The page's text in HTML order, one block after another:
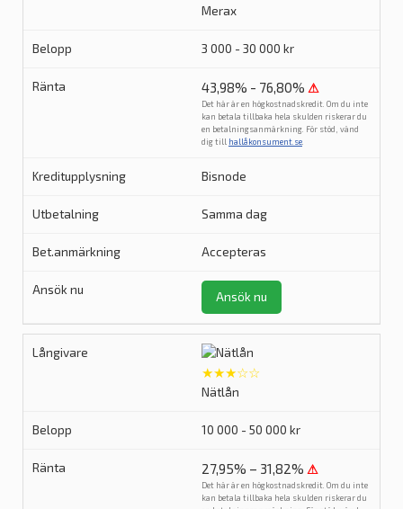
Merax
3 000 - 30 000 kr
43,98% - 76,80% ⚠
Det här är en högkostnadskredit. Om du inte
kan betala tillbaka hela skulden riskerar du
en betalningsanmärkning. För stöd, vänd
dig till hallåkonsument.se
Bisnode
Samma dag
Accepteras
Ansök nu
★★★☆☆
Nätlån
10 000 - 50 000 kr
27,95% – 31,82% ⚠
Det här är en högkostnadskredit. Om du inte
kan betala tillbaka hela skulden riskerar du